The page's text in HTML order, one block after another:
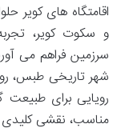
اقامتگاه های کویر
و سکوت کویر،
سرزمین فراهم می
شهر تاریخی طبس،
رویایی برای طبیعت
مناسب، نقشی کلیدی